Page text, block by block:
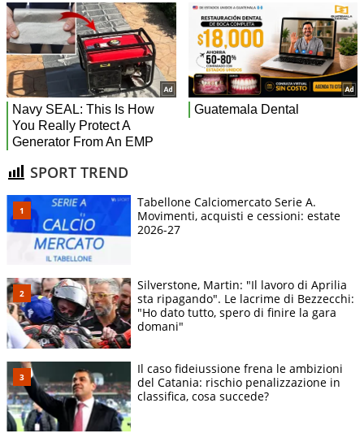
SPORT TREND
Tabellone Calciomercato Serie A.
Movimenti, acquisti e cessioni: estate
2026-27
Silverstone, Martin: "Il lavoro di Aprilia
sta ripagando". Le lacrime di Bezzecchi:
"Ho dato tutto, spero di finire la gara
domani"
Il caso fideiussione frena le ambizioni
del Catania: rischio penalizzazione in
classifica, cosa succede?